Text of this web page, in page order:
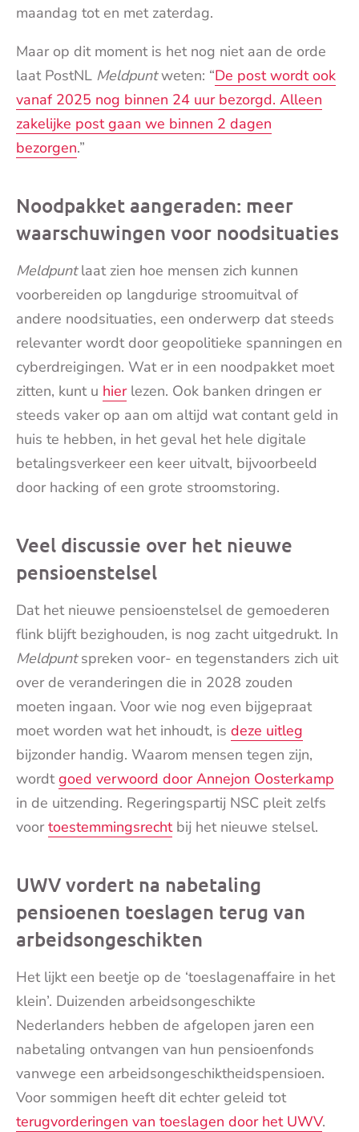
maandag tot en met zaterdag.
Maar op dit moment is het nog niet aan de orde
laat PostNL Meldpuntweten: “De post wordt ook
vanaf 2025 nog binnen 24 uur bezorgd. Alleen
zakelijke post gaan we binnen 2 dagen
bezorgen.”
Noodpakket aangeraden: meer
waarschuwingen voor noodsituaties
Meldpuntlaat zien hoe mensen zich kunnen
voorbereiden op langdurige stroomuitval of
andere noodsituaties, een onderwerp dat steeds
relevanter wordt door geopolitieke spanningen en
cyberdreigingen. Wat er in een noodpakket moet
zitten, kunt u hierlezen. Ook banken dringen er
steeds vaker op aan om altijd wat contant geld in
huis te hebben, in het geval het hele digitale
betalingsverkeer een keer uitvalt, bijvoorbeeld
door hacking of een grote stroomstoring.
Veel discussie over het nieuwe
pensioenstelsel
Dat het nieuwe pensioenstelsel de gemoederen
flink blijft bezighouden, is nog zacht uitgedrukt. In
Meldpuntspreken voor- en tegenstanders zich uit
over de veranderingen die in 2028 zouden
moeten ingaan. Voor wie nog even bijgepraat
moet worden wat het inhoudt, is deze uitleg
bijzonder handig. Waarom mensen tegen zijn,
wordtgoed verwoord door Annejon Oosterkamp
in de uitzending. Regeringspartij NSC pleit zelfs
voortoestemmingsrechtbij het nieuwe stelsel.
UWV vordert na nabetaling
pensioenen toeslagen terug van
arbeidsongeschikten
Het lijkt een beetje op de ‘toeslagenaffaire in het
klein’. Duizenden arbeidsongeschikte
Nederlanders hebben de afgelopen jaren een
nabetaling ontvangen van hun pensioenfonds
vanwege een arbeidsongeschiktheidspensioen.
Voor sommigen heeft dit echter geleid tot
terugvorderingen van toeslagen door het UWV.